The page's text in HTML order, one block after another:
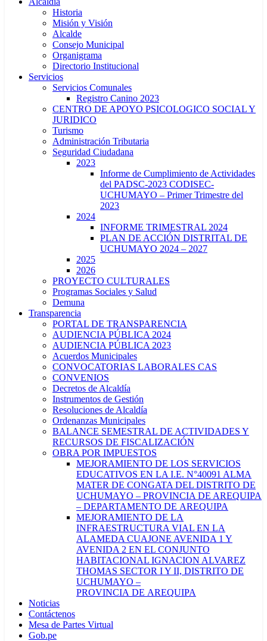
Historia
Misión y Visión
Alcalde
Consejo Municipal
Organigrama
Directorio Institucional
Servicios
Servicios Comunales
Registro Canino 2023
CENTRO DE APOYO PSICOLOGICO SOCIAL Y
JURIDICO
Turismo
Administración Tributaria
Seguridad Ciudadana
2023
Informe de Cumplimiento de Actividades
del PADSC-2023 CODISEC-
UCHUMAYO – Primer Trimestre del
2023
2024
INFORME TRIMESTRAL 2024
PLAN DE ACCIÓN DISTRITAL DE
UCHUMAYO 2024 – 2027
2025
2026
PROYECTO CULTURALES
Programas Sociales y Salud
Demuna
Transparencia
PORTAL DE TRANSPARENCIA
AUDIENCIA PÚBLICA 2024
AUDIENCIA PÚBLICA 2023
Acuerdos Municipales
CONVOCATORIAS LABORALES CAS
CONVENIOS
Decretos de Alcaldía
Instrumentos de Gestión
Resoluciones de Alcaldía
Ordenanzas Municipales
BALANCE SEMESTRAL DE ACTIVIDADES Y
RECURSOS DE FISCALIZACIÓN
OBRA POR IMPUESTOS
MEJORAMIENTO DE LOS SERVICIOS
EDUCATIVOS EN LA I.E. N°40091 ALMA
MATER DE CONGATA DEL DISTRITO DE
UCHUMAYO – PROVINCIA DE AREQUIPA
– DEPARTAMENTO DE AREQUIPA
MEJORAMIENTO DE LA
INFRAESTRUCTURA VIAL EN LA
ALAMEDA CUAJONE AVENIDA 1 Y
AVENIDA 2 EN EL CONJUNTO
HABITACIONAL IGNACION ALVAREZ
THOMAS SECTOR I Y II, DISTRITO DE
UCHUMAYO –
PROVINCIA DE AREQUIPA
Noticias
Contáctenos
Mesa de Partes Virtual
Gob.pe